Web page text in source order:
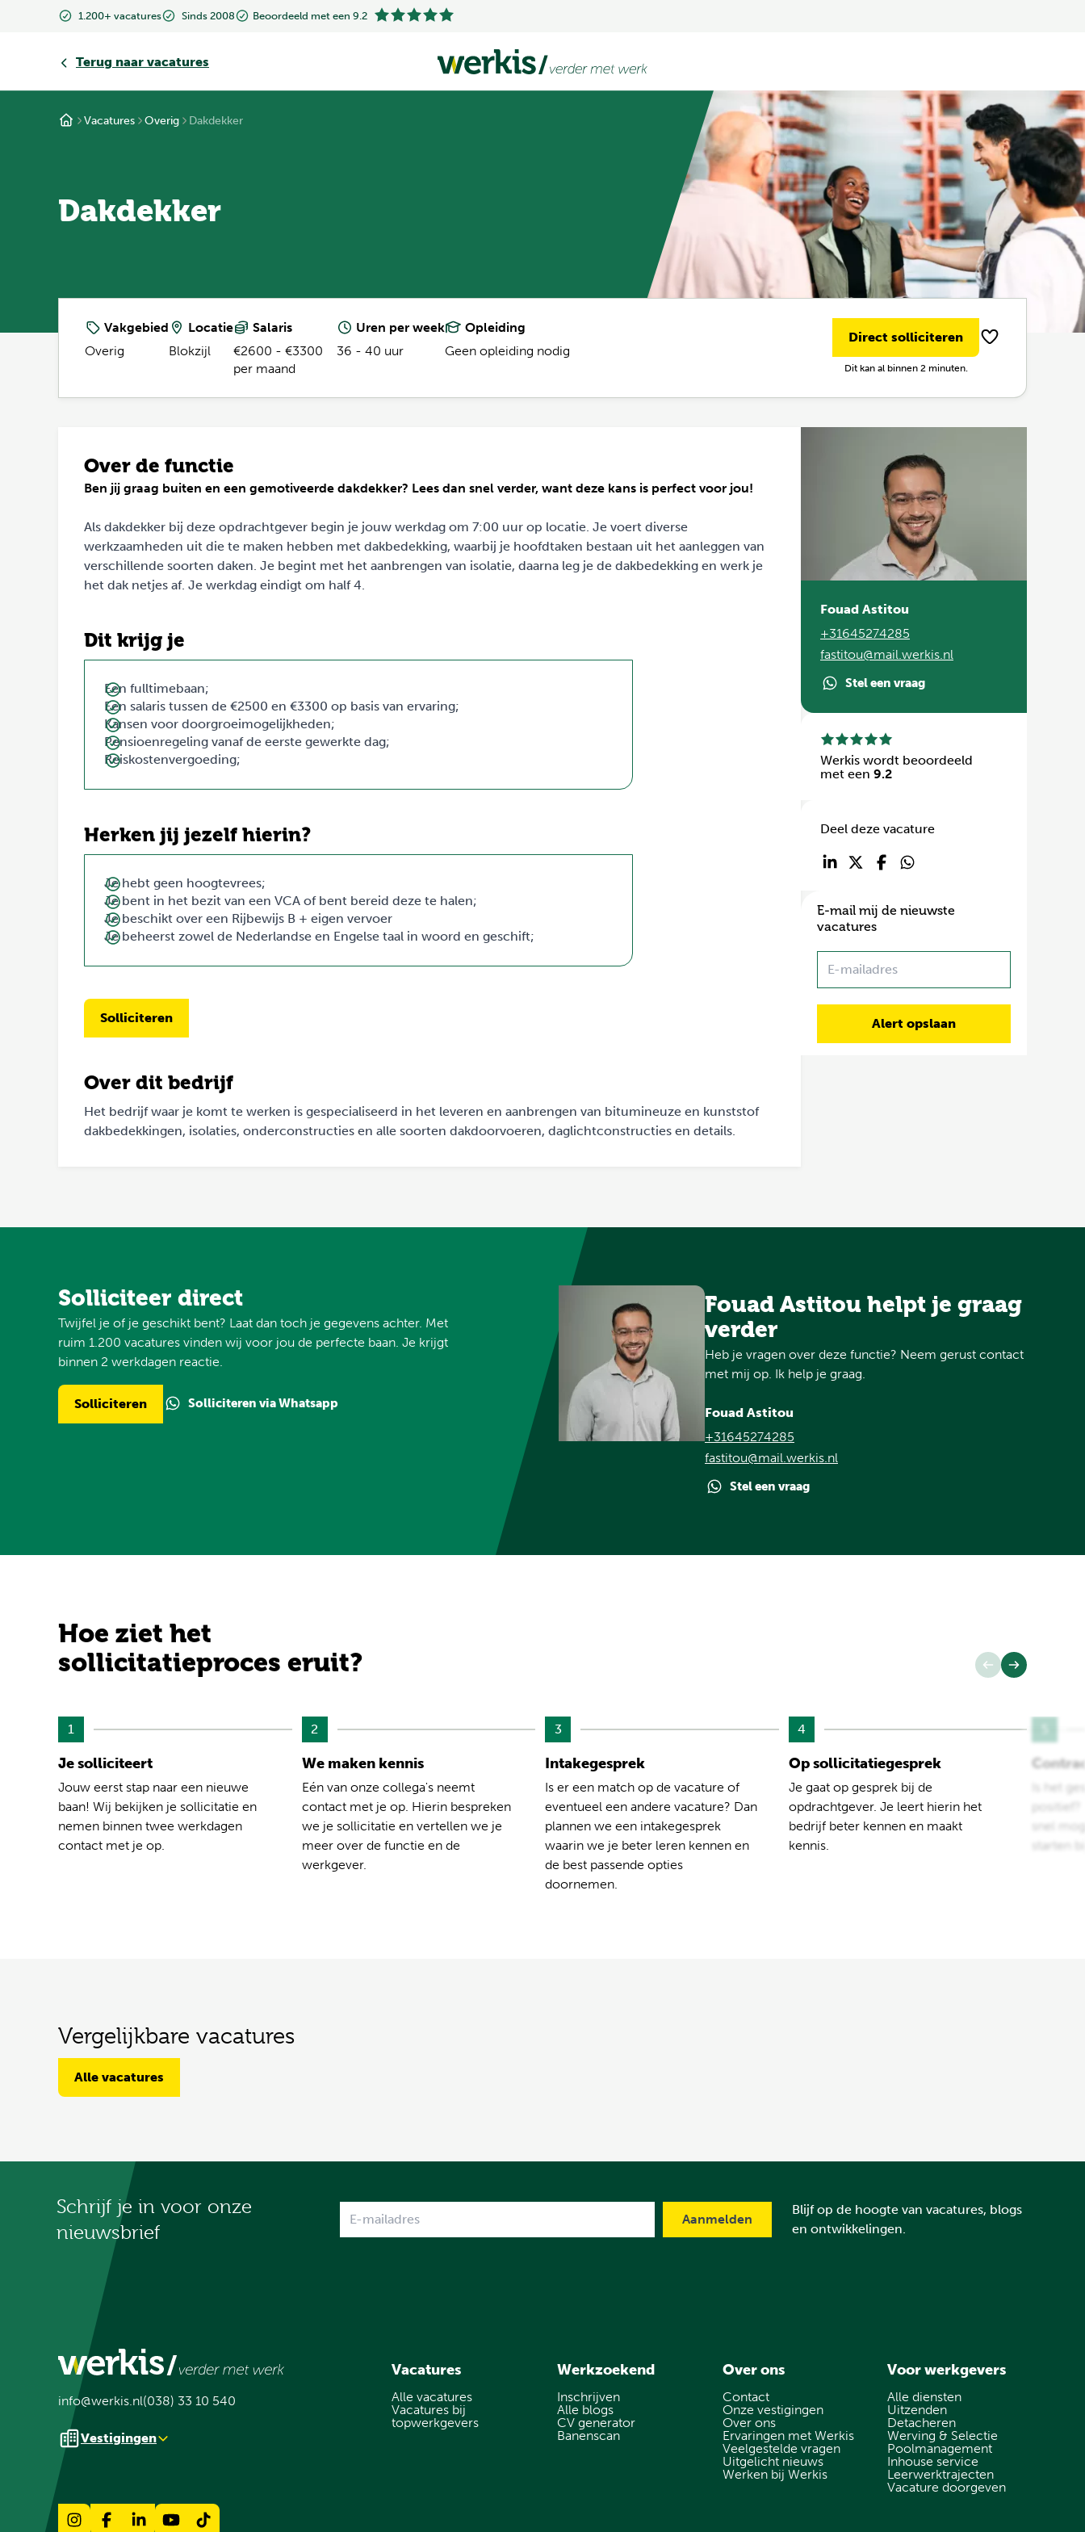
1.200+ vacatures Sinds 2008 Beoordeeld met een 9.2
Terug naar vacatures
Vacatures Overig Dakdekker
Dakdekker
Vakgebied
Overig
Locatie
Blokzijl
Salaris
€2600 - €3300
per maand
Uren per week
36 - 40 uur
Opleiding
Geen opleiding nodig
Direct solliciteren
Dit kan al binnen 2 minuten.
Over de functie
Ben jij graag buiten en een gemotiveerde dakdekker? Lees dan snel verder, want deze kans is perfect voor jou!
Als dakdekker bij deze opdrachtgever begin je jouw werkdag om 7:00 uur op locatie. Je voert diverse
werkzaamheden uit die te maken hebben met dakbedekking, waarbij je hoofdtaken bestaan uit het aanleggen van
verschillende soorten daken. Je begint met het aanbrengen van isolatie, daarna leg je de dakbedekking en werk je
het dak netjes af. Je werkdag eindigt om half 4.
Dit krijg je
Een fulltimebaan;
Een salaris tussen de €2500 en €3300 op basis van ervaring;
Kansen voor doorgroeimogelijkheden;
Pensioenregeling vanaf de eerste gewerkte dag;
Reiskostenvergoeding;
Herken jij jezelf hierin?
Je hebt geen hoogtevrees;
Je bent in het bezit van een VCA of bent bereid deze te halen;
Je beschikt over een Rijbewijs B + eigen vervoer
Je beheerst zowel de Nederlandse en Engelse taal in woord en geschift;
Solliciteren
Over dit bedrijf
Het bedrijf waar je komt te werken is gespecialiseerd in het leveren en aanbrengen van bitumineuze en kunststof
dakbedekkingen, isolaties, onderconstructies en alle soorten dakdoorvoeren, daglichtconstructies en details.
Fouad Astitou
+31645274285
fastitou@mail.werkis.nl
Stel een vraag
Werkis wordt beoordeeld
met een 9.2
Deel deze vacature
E-mail mij de nieuwste
vacatures
Solliciteer direct
Twijfel je of je geschikt bent? Laat dan toch je gegevens achter. Met
ruim 1.200 vacatures vinden wij voor jou de perfecte baan. Je krijgt
binnen 2 werkdagen reactie.
Solliciteren Solliciteren via Whatsapp
Fouad Astitou helpt je graag
verder
Heb je vragen over deze functie? Neem gerust contact
met mij op. Ik help je graag.
Fouad Astitou
+31645274285
fastitou@mail.werkis.nl
Stel een vraag
Hoe ziet het
sollicitatieproces eruit?
1
Je solliciteert
Jouw eerst stap naar een nieuwe
baan! Wij bekijken je sollicitatie en
nemen binnen twee werkdagen
contact met je op.
2
We maken kennis
Eén van onze collega's neemt
contact met je op. Hierin bespreken
we je sollicitatie en vertellen we je
meer over de functie en de
werkgever.
3
Intakegesprek
Is er een match op de vacature of
eventueel een andere vacature? Dan
plannen we een intakegesprek
waarin we je beter leren kennen en
de best passende opties
doornemen.
4
Op sollicitatiegesprek
Je gaat op gesprek bij de
opdrachtgever. Je leert hierin het
bedrijf beter kennen en maakt
kennis.
Is het
snel
starten
Vergelijkbare vacatures
Alle vacatures
Schrijf je in voor onze
nieuwsbrief
Blijf op de hoogte van vacatures, blogs
en ontwikkelingen.
info@werkis.nl(038) 33 10 540
Vestigingen
Vacatures
Alle vacatures
Vacatures bij
topwerkgevers
Werkzoekend
Inschrijven
Alle blogs
CV generator
Banenscan
Over ons
Contact
Onze vestigingen
Over ons
Ervaringen met Werkis
Veelgestelde vragen
Uitgelicht nieuws
Werken bij Werkis
Voor werkgevers
Alle diensten
Uitzenden
Detacheren
Werving & Selectie
Poolmanagement
Inhouse service
Leerwerktrajecten
Vacature doorgeven